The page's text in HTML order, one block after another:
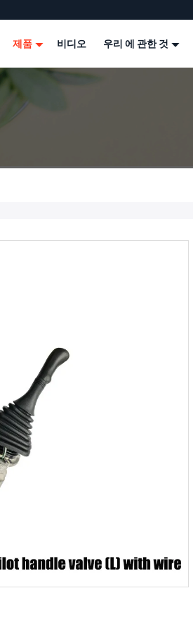
제품 비디오 우리 에 관한 것